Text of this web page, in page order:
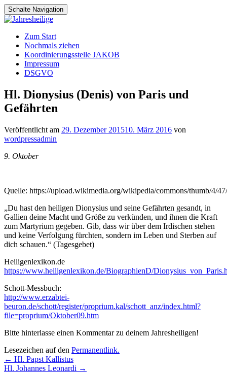
Schalte Navigation
Zum
Inhalt
springen
Zum Start
Nochmals ziehen
Koordinierungsstelle JAKOB
Impressum
DSGVO
Hl. Dionysius (Denis) von Paris und
Gefährten
Veröffentlicht am 29. Dezember 201510. März 2016 von
wordpressadmin
9. Oktober
Quelle: https://upload.wikimedia.org/wikipedia/commons/thumb/4/
„Du hast den heiligen Dionysius und seine Gefährten gesandt, in
Gallien deine Macht und Größe zu verkünden, und ihnen die Kraft
zum Martyrium gegeben. Gib, dass wir über dem Irdischen stehen
und keine Verfolgung fürchten, sondern im Leben und Sterben auf
dich schauen.“ (Tagesgebet)
Heiligenlexikon.de
https://www.heiligenlexikon.de/BiographienD/
Schott-Messbuch:
http://www.erzabtei-
beuron.de/schott/register/proprium.kal/schott_anz/index.html?
file=proprium/Oktober09.htm
Bitte hinterlasse einen Kommentar zu deinem Jahresheiligen!
Lesezeichen auf den Permanentlink.
Beitragsnavigation
← Hl. Papst Kallistus
Hl. Johannes Leonardi →